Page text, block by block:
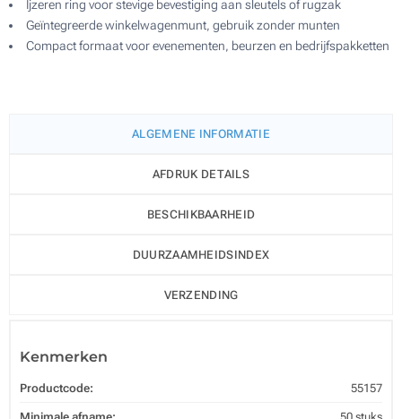
Ijzeren ring voor stevige bevestiging aan sleutels of rugzak
Geïntegreerde winkelwagenmunt, gebruik zonder munten
Compact formaat voor evenementen, beurzen en bedrijfspakketten
ALGEMENE INFORMATIE
AFDRUK DETAILS
BESCHIKBAARHEID
DUURZAAMHEIDSINDEX
VERZENDING
Kenmerken
Productcode: 55157